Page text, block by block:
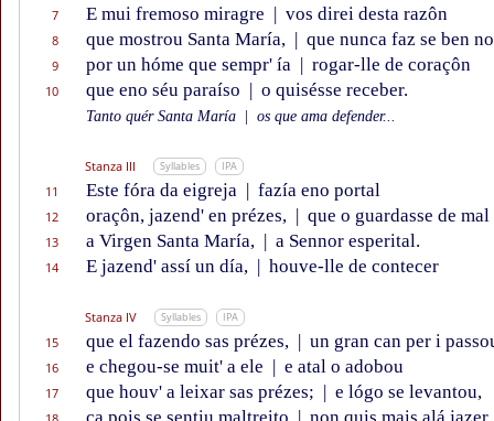
7 E mui fremoso miragre | vos direi desta razôn
8 que mostrou Santa María, | que nunca faz se ben
9 por un hóme que sempr' ía | rogar-lle de coraçôn
10 que eno séu paraíso | o quisésse receber.
Tanto quér Santa María os que ama defender...
Stanza III Syllables IPA
11 Este fóra da eigreja | fazía eno portal
12 oraçôn, jazend' en prézes, | que o guardasse de mal
13 a Virgen Santa María, | a Sennor esperital.
14 E jazend' assí un día, | houve-lle de contecer
Stanza IV Syllables IPA
15 que el fazendo sas prézes, | un gran can per i
16 e chegou-se muit' a ele | e atal o adobou
17 que houv' a leixar sas prézes; | e lógo se levantou,